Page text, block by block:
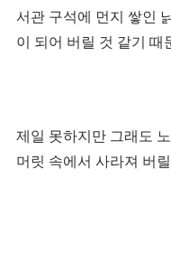
서관 구석에 먼지 쌓인
이 되어 버릴 것 같기 때
제일 못하지만 그래도
머릿 속에서 사라져 버